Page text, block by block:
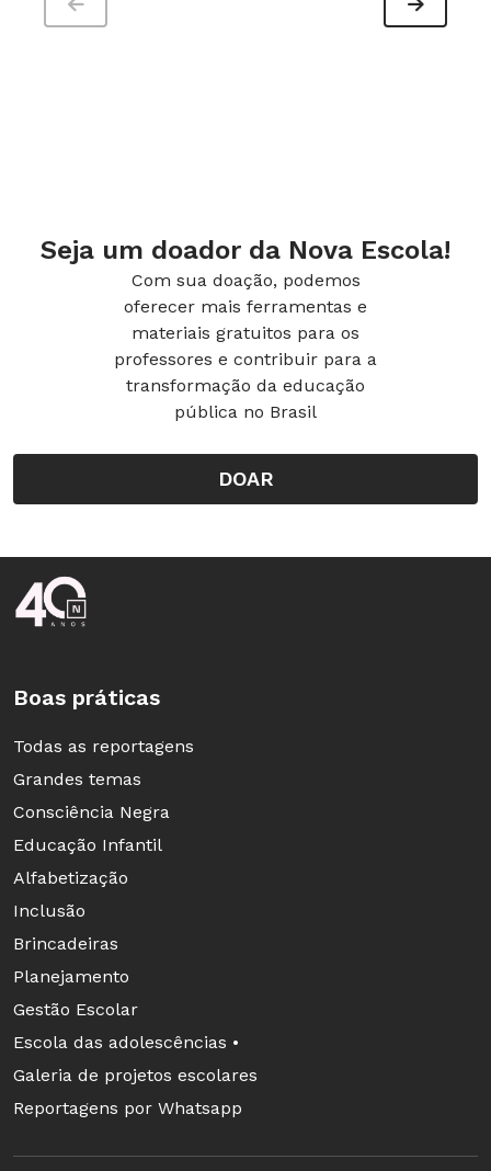
Seja um doador da Nova Escola!
Com sua doação, podemos
oferecer mais ferramentas e
materiais gratuitos para os
professores e contribuir para a
transformação da educação
pública no Brasil
DOAR
Rodapé da Nova Escola
Boas práticas
Todas as reportagens
Grandes temas
Consciência Negra
Educação Infantil
Alfabetização
Inclusão
Brincadeiras
Planejamento
Gestão Escolar
Escola das adolescências •
Galeria de projetos escolares
Reportagens por Whatsapp